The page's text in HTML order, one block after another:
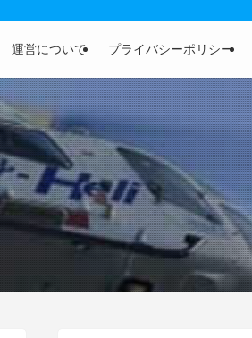
運営について プライバシーポリシー